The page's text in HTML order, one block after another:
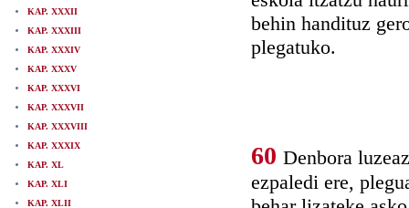
KAP. XXXII
KAP. XXXIII
KAP. XXXIV
KAP. XXXV
KAP. XXXVI
KAP. XXXVII
KAP. XXXVIII
KAP. XXXIX
KAP. XL
KAP. XLI
KAP. XLII
behin handituz
plegatuko.
60 Denbora
ezpaledi ere,